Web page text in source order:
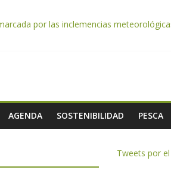
por las inclemencias
de oferta de aceite de oliva para la
los precios
AGENDA SOSTENIBILIDAD PESCA
Tweets por